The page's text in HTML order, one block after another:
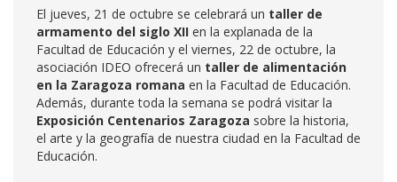
El jueves, 21 de octubre se celebrará un taller de
armamento del siglo XII en la explanada de la
Facultad de Educación y el viernes, 22 de octubre, la
asociación IDEO ofrecerá un taller de alimentación
en la Zaragoza romana en la Facultad de Educación.
Además, durante toda la semana se podrá visitar la
Exposición Centenarios Zaragoza sobre la historia,
el arte y la geografía de nuestra ciudad en la Facultad de
Educación.